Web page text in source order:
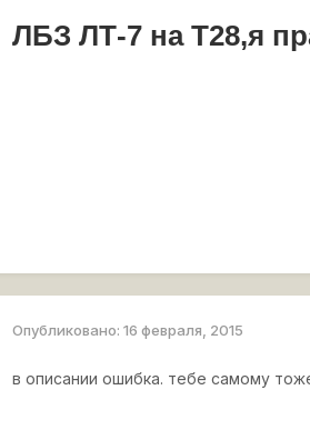
ЛБЗ ЛТ-7 на Т28,я
Опубликовано:16 февраля, 2015
в описании ошибка. тебе самому